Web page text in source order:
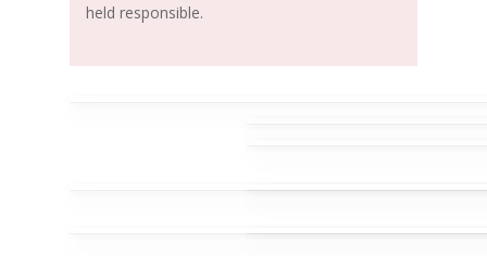
held responsible.